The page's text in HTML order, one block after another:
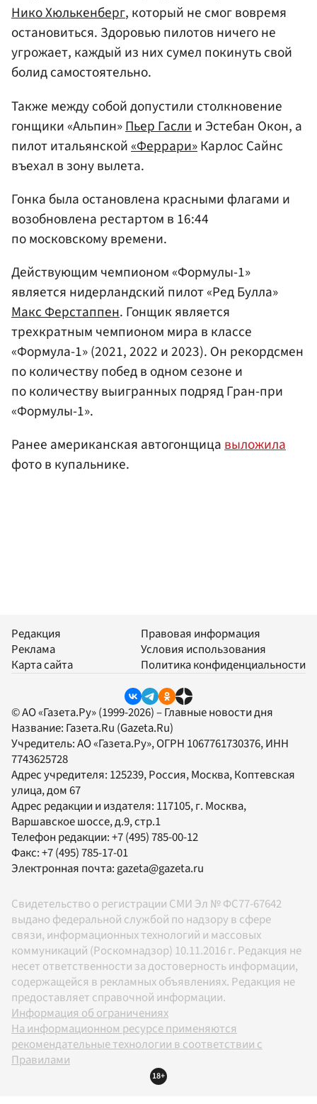
Нико Хюлькенберг, который не смог вовремя
остановиться. Здоровью пилотов ничего не
угрожает, каждый из них сумел покинуть свой
болид самостоятельно.
Также между собой допустили столкновение
гонщики «Альпин»Пьер Гасли и Эстебан Окон, а
пилот итальянской«Феррари»Карлос Сайнс
въехал в зону вылета.
Гонка была остановлена красными флагами и
возобновлена рестартом в 16:44
по московскому времени.
Действующим чемпионом «Формулы-1»
является нидерландский пилот «Ред Булла»
Макс Ферстаппен. Гонщик является
трехкратным чемпионом мира в классе
«Формула-1» (2021, 2022 и 2023). Он рекордсмен
по количеству побед в одном сезоне и
по количеству выигранных подряд Гран-при
«Формулы-1».
Ранее американская автогонщицавыложила
фото в купальнике.
Редакция
Реклама
Карта сайта
Правовая информация
Условия использования
Политика конфиденциальности
© АО «Газета.Ру» (1999-2026) – Главные новости дня
Название: Газета.Ru (Gazeta.Ru)
Учредитель:АО «Газета.Ру», ОГРН 1067761730376, ИНН
7743625728
Адрес учредителя: 125239, Россия, Москва, Коптевская
улица, дом 67
Адрес редакции и издателя: 117105, г. Москва,
Варшавское шоссе, д.9, стр.1
Телефон редакции:+7 (495) 785-00-12
Факс:+7 (495) 785-17-01
Электронная почта: gazeta@gazeta.ru
Свидетельство о регистрации СМИ Эл № ФС77-67642
выдано федеральной службой по надзору в сфере
связи, информационных технологий и массовых
коммуникаций (Роскомнадзор) 10.11.2016 г. Редакция не
несет ответственности за достоверность информации,
содержащейся в рекламных объявлениях. Редакция не
предоставляет справочной информации.
Информация об ограничениях
На информационном ресурсе применяются
рекомендательные технологии в соответствии с
Правилами
18+